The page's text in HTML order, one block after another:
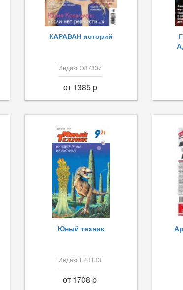
КАРАВАН историй
Индекс Э87837
от 1385 p
Юный техник
Индекс Е43133
от 1708 p